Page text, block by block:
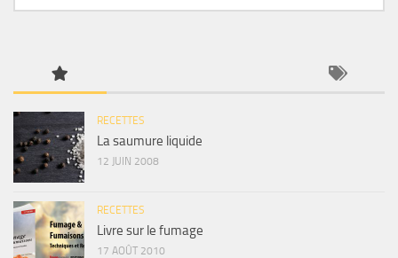
RECETTES
La saumure liquide
12 JUIN 2008
RECETTES
Livre sur le fumage
17 AOÛT 2010